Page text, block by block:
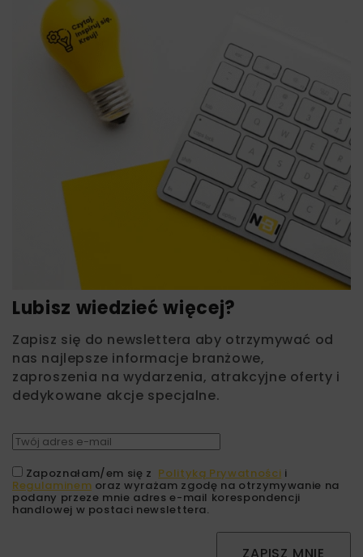
Lubisz wiedzieć więcej?
Zapisz się do newslettera aby otrzymywać od
nas najlepsze informacje branżowe,
zaproszenia na wydarzenia, atrakcyjne oferty i
dedykowane akcje specjalne.
Zapoznałam/em się z Polityką Prywatności i
Regulaminem oraz wyrażam zgodę na otrzymywanie na
podany przeze mnie adres e-mail korespondencji
handlowej w postaci newslettera.
ZAPISZ MNIE